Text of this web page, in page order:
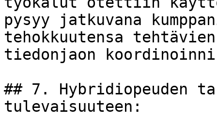
pysyy jatkuvana
tehokkuutensa
tiedonjaon
## 7. Hybridiopeuden
tulevaisuuteen: